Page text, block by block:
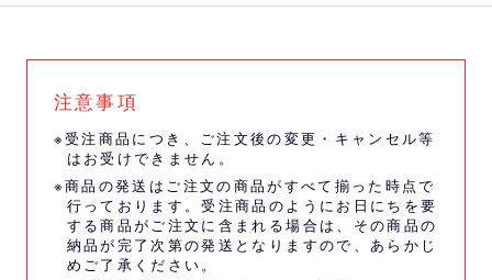
注意事項
※受注商品につき、ご注文後の変更・キャンセル等
はお受けできません。
※商品の発送はご注文の商品がすべて揃った時点で
行っております。受注商品のようにお日にちを要
する商品がご注文に含まれる場合は、その商品の
納品が完了次第の発送となりますので、あらかじ
めご了承ください。